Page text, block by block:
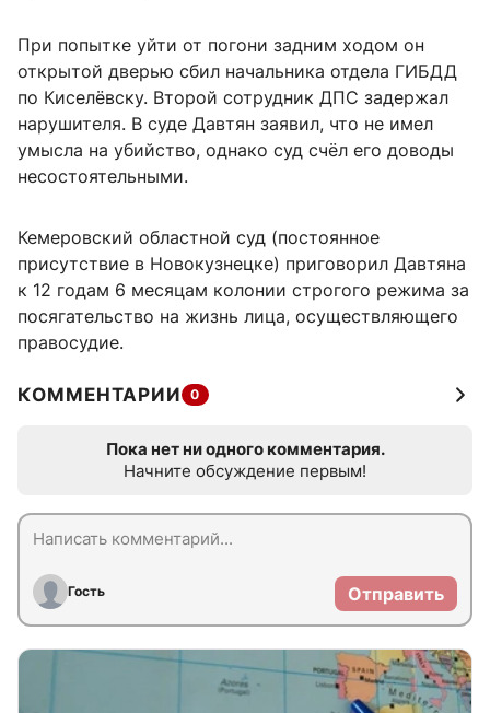
При попытке уйти от погони задним ходом он
открытой дверью сбил начальника отдела ГИБДД
по Киселёвску. Второй сотрудник ДПС задержал
нарушителя. В суде Давтян заявил, что не имел
умысла на убийство, однако суд счёл его доводы
несостоятельными.
Кемеровский областной суд (постоянное
присутствие в Новокузнецке) приговорил Давтяна
к 12 годам 6 месяцам колонии строгого режима за
посягательство на жизнь лица, осуществляющего
правосудие.
КОММЕНТАРИИ 0
Пока нет ни одного комментария.
Начните обсуждение первым!
Гость Отправить